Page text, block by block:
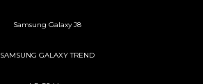
Samsung Galaxy J8
SAMSUNG GALAXY TREND